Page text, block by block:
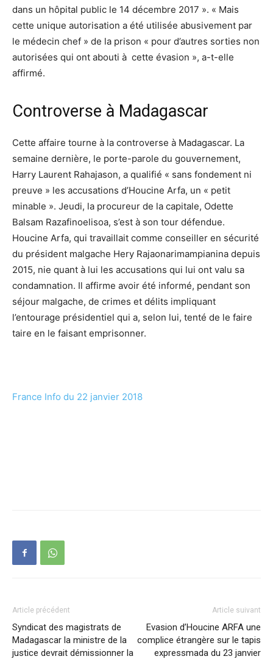
dans un hôpital public le 14 décembre 2017 ». « Mais
cette unique autorisation a été utilisée abusivement par
le médecin chef » de la prison « pour d’autres sorties non
autorisées qui ont abouti à cette évasion », a-t-elle
affirmé.
Controverse à Madagascar
Cette affaire tourne à la controverse à Madagascar. La
semaine dernière, le porte-parole du gouvernement,
Harry Laurent Rahajason, a qualifié « sans fondement ni
preuve » les accusations d’Houcine Arfa, un « petit
minable ». Jeudi, la procureur de la capitale, Odette
Balsam Razafinoelisoa, s’est à son tour défendue.
Houcine Arfa, qui travaillait comme conseiller en sécurité
du président malgache Hery Rajaonarimampianina depuis
2015, nie quant à lui les accusations qui lui ont valu sa
condamnation. Il affirme avoir été informé, pendant son
séjour malgache, de crimes et délits impliquant
l’entourage présidentiel qui a, selon lui, tenté de le faire
taire en le faisant emprisonner.
France Info du 22 janvier 2018
Article précédent
Syndicat des magistrats de
Madagascar la ministre de la
justice devrait démissionner la
Article suivant
Evasion d’Houcine ARFA une
complice étrangère sur le tapis
expressmada du 23 janvier